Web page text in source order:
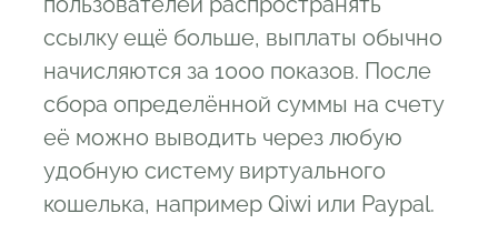
ссылку ещё больше, выплаты обычно
начисляются за 1000 показов. После
сбора определённой суммы на счету
её можно выводить через любую
удобную систему виртуального
кошелька, например Qiwi или Paypal.